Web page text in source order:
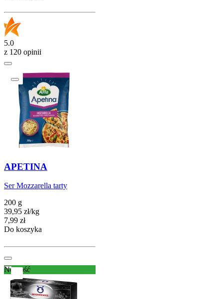
5.0
z 120 opinii
APETINA
Ser Mozzarella tarty
200 g
39,95 zł/kg
Cena
7,99 zł
Do koszyka
Nowość